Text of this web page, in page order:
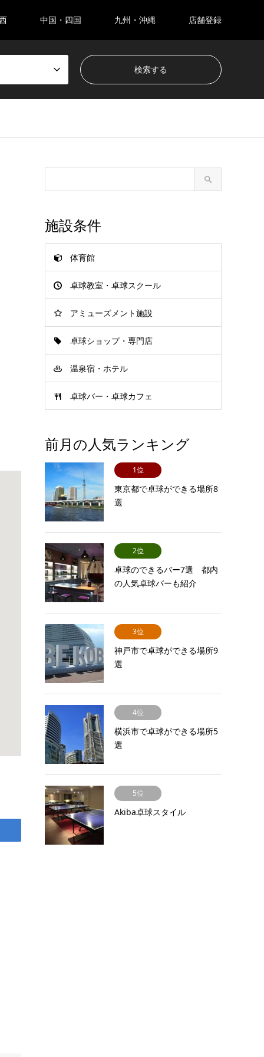
中国・四国 九州・沖縄 店舗登録
施設条件
体育館
卓球教室・卓球スクール
アミューズメント施設
卓球ショップ・専門店
温泉宿・ホテル
卓球バー・卓球カフェ
前月の人気ランキング
1位
東京都で卓球ができる場所8
選
2位
卓球のできるバー7選 都内
の人気卓球バーも紹介
3位
神戸市で卓球ができる場所9
選
4位
横浜市で卓球ができる場所5
選
5位
Akiba卓球スタイル